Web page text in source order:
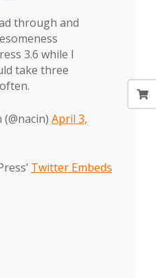
through and
3.6 while I
take three
April 3,
Twitter Embeds